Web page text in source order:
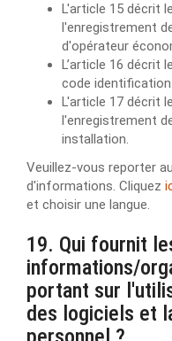
L'article 15 décrit
l'enregistrement
d'opérateur
L’article 16 décrit
code identification
L'article 17 décrit
l'enregistrement
installation.
Veuillez-vous reporter
d'informations. Cliquez
et choisir une langue.
19. Qui fournit
informations/
portant sur
des logiciels et